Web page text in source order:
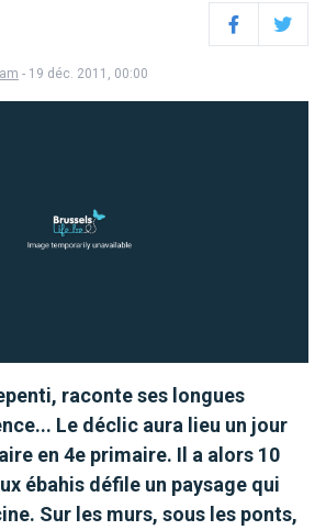
FacebookTwitter
- 19 déc. 2011, 00:00
raconte ses longues
Le déclic aura lieu un jour
en 4e primaire. Il a alors 10
ébahis défile un paysage qui
Sur les murs, sous les ponts,